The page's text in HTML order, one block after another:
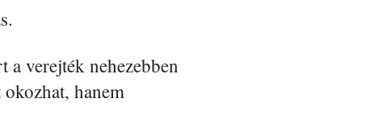
a verejték nehezebben
hanem